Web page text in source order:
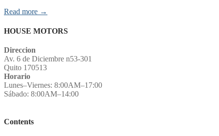
Read more →
HOUSE MOTORS
Direccion
Av. 6 de Diciembre n53-301
Quito 170513
Horario
Lunes–Viernes: 8:00AM–17:00
Sábado: 8:00AM–14:00
Contents